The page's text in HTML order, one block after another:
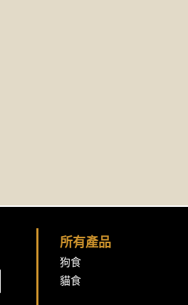
所有產品
狗食
貓食